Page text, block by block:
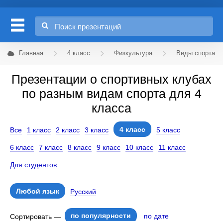
Главная 4 класс Физкультура Виды спорта
Презентации о спортивных клубах
по разным видам спорта для 4
класса
Все 1 класс 2 класс 3 класс 4 класс 5 класс
6 класс 7 класс 8 класс 9 класс 10 класс 11 класс
Для студентов
Любой язык Русский
Сортировать — по популярности по дате